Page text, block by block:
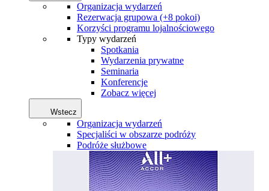
Organizacja wydarzeń
Rezerwacja grupowa (+8 pokoi)
Korzyści programu lojalnościowego
Typy wydarzeń
Spotkania
Wydarzenia prywatne
Seminaria
Konferencje
Zobacz więcej
Wstecz
Organizacja wydarzeń
Specjaliści w obszarze podróży
Podróże służbowe